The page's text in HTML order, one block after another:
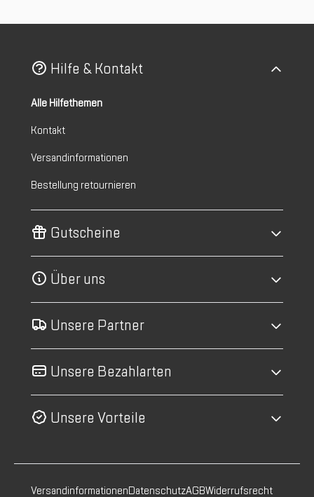
Hilfe & Kontakt
Alle Hilfethemen
Kontakt
Versandinformationen
Bestellung retournieren
Gutscheine
Über uns
Unsere Partner
Unsere Bezahlarten
Unsere Vorteile
VersandinformationenDatenschutzAGBWiderrufsrecht